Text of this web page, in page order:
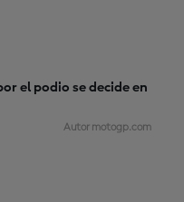
el podio se decide en
Autor motogp.com